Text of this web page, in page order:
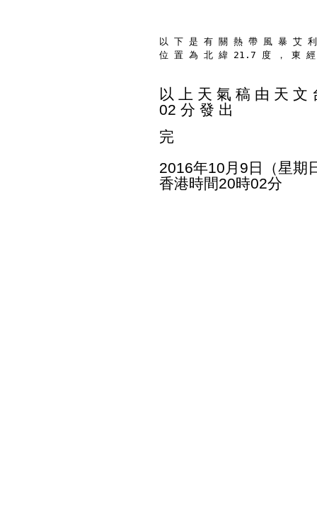
以 下 是 有 關 熱 帶 風 暴 艾
位 置 為 北 緯 21.7 度 ， 東
以 上 天 氣 稿 由 天 文
02 分 發 出
完
2016年10月9日（星期
香港時間20時02分